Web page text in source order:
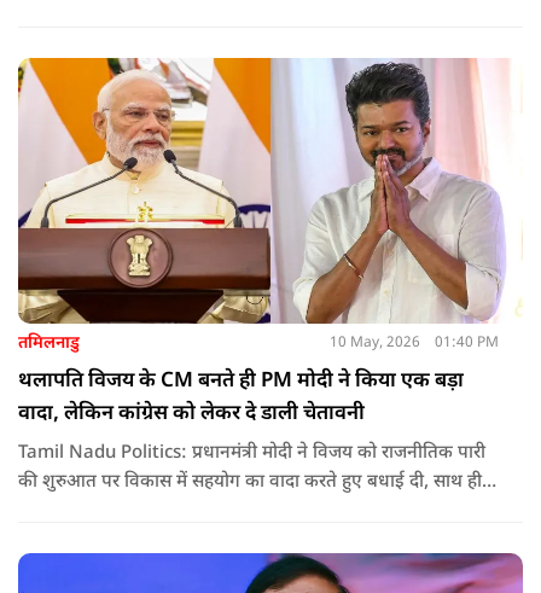
तमिलनाडु 10 May, 2026 01:40 PM
थलापति विजय के CM बनते ही PM मोदी ने किया एक बड़ा
वादा, लेकिन कांग्रेस को लेकर दे डाली चेतावनी
Tamil Nadu Politics: प्रधानमंत्री मोदी ने विजय को राजनीतिक पारी
की शुरुआत पर विकास में सहयोग का वादा करते हुए बधाई दी, साथ ही